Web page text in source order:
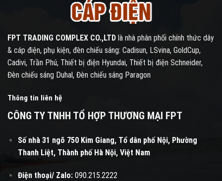
FPT TRADING COMPLEX CO.,LTD là nhà phân phối chính thức dây
& cáp điện, phụ kiện, đèn chiếu sáng: Cadisun, LSvina, GoldCup,
Cadivi, Trần Phú, Thiết bị điện Hyundai, Thiết bị điện Schneider,
Đèn chiếu sáng Duhal, Đèn chiếu sáng Paragon
Thông tin liên hệ
CÔNG TY TNHH TỔ HỢP THƯƠNG MẠI FPT
Số nhà 31 ngõ 750 Kim Giang, Tổ dân phố Nội, Phường
Thanh Liệt, Thành phố Hà Nội, Việt Nam
Điện thoại/ Zalo:090.215.2222